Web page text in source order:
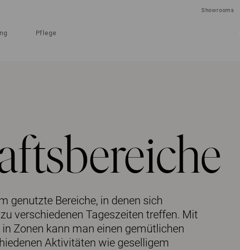
Pflege
Showrooms
genutzte Bereiche, in denen sich
verschiedenen Tageszeiten treffen. Mit
Zonen kann man einen gemütlichen
Aktivitäten wie geselligem